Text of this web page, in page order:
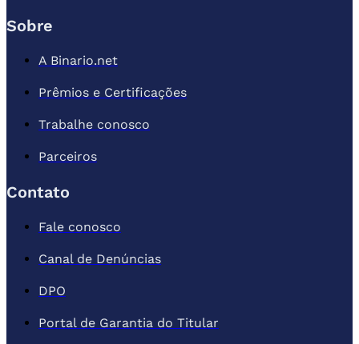
Sobre
A Binario.net
Prêmios e Certificações
Trabalhe conosco
Parceiros
Contato
Fale conosco
Canal de Denúncias
DPO
Portal de Garantia do Titular